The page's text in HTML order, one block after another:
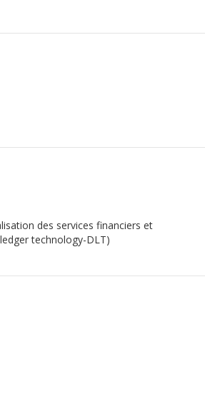
des services financiers et
technology-DLT)